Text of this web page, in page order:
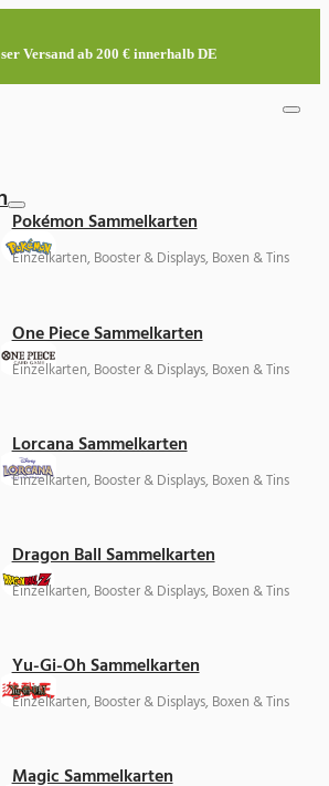
Versand ab 200 € innerhalb DE
Pokémon Sammelkarten
Einzelkarten, Booster & Displays, Boxen & Tins
One Piece Sammelkarten
Einzelkarten, Booster & Displays, Boxen & Tins
Lorcana Sammelkarten
Einzelkarten, Booster & Displays, Boxen & Tins
Dragon Ball Sammelkarten
Einzelkarten, Booster & Displays, Boxen & Tins
Yu-Gi-Oh Sammelkarten
Einzelkarten, Booster & Displays, Boxen & Tins
Magic Sammelkarten